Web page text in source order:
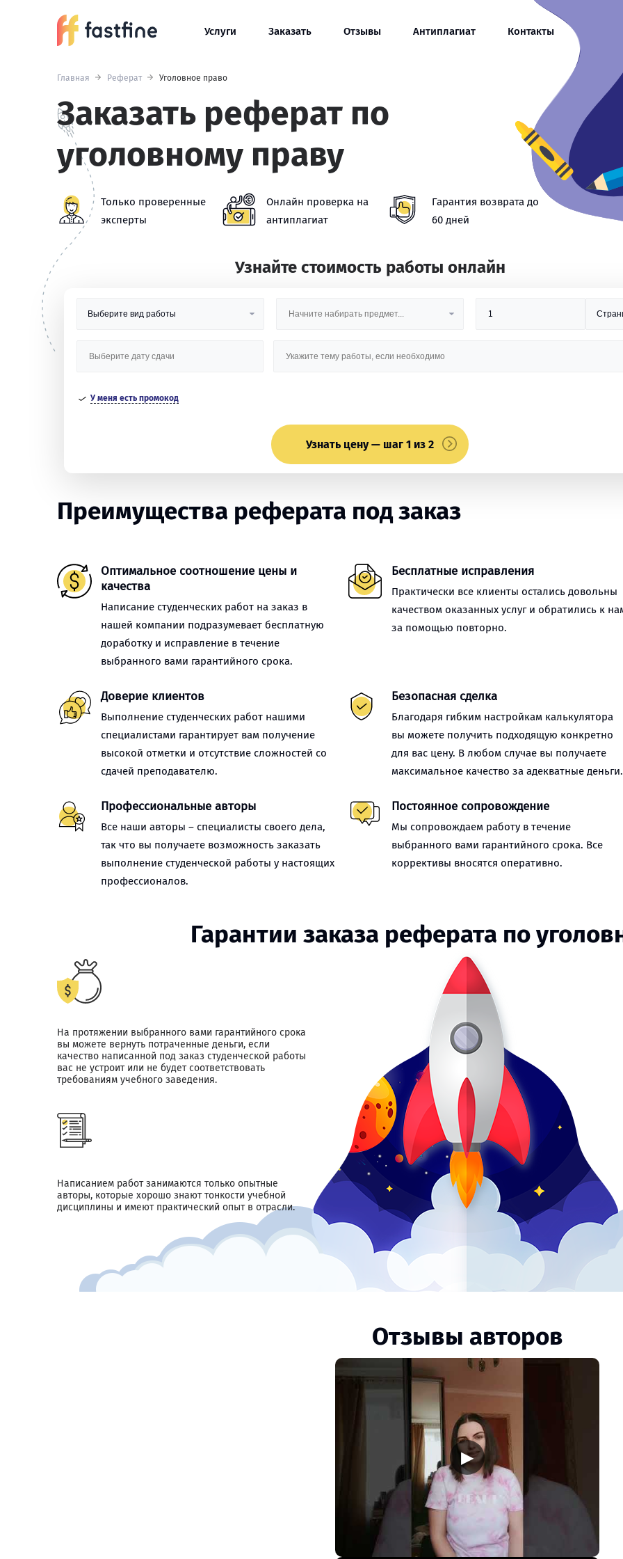
Услуги Заказать Отзывы Антиплагиат Контакты
Главная Реферат Уголовное право
Заказать реферат по
уголовному праву
Только проверенные
эксперты
Онлайн проверка на
антиплагиат
Гарантия возврата до
60 дней
Узнайте стоимость работы онлайн
У меня есть промокод
Узнать цену — шаг 1 из 2
Преимущества реферата под заказ
Оптимальное соотношение цены и
качества
Написание студенческих работ на заказ в
нашей компании подразумевает бесплатную
доработку и исправление в течение
выбранного вами гарантийного срока.
Бесплатные исправления
Практически все клиенты остались довольны
качеством оказанных услуг и обратились к
за помощью повторно.
Доверие клиентов
Выполнение студенческих работ нашими
специалистами гарантирует вам получение
высокой отметки и отсутствие сложностей со
сдачей преподавателю.
Безопасная сделка
Благодаря гибким настройкам калькулятора
вы можете получить подходящую конкретно
для вас цену. В любом случае вы получаете
максимальное качество за адекватные деньги.
Профессиональные авторы
Все наши авторы – специалисты своего дела,
так что вы получаете возможность заказать
выполнение студенческой работы у настоящих
профессионалов.
Постоянное сопровождение
Мы сопровождаем работу в течение
выбранного вами гарантийного срока. Все
коррективы вносятся оперативно.
Гарантии заказа реферата по
На протяжении выбранного вами гарантийного срока
вы можете вернуть потраченные деньги, если
качество написанной под заказ студенческой работы
вас не устроит или не будет соответствовать
требованиям учебного заведения.
Написанием работ занимаются только опытные
авторы, которые хорошо знают тонкости учебной
дисциплины и имеют практический опыт в отрасли.
Отзывы авторов
▶